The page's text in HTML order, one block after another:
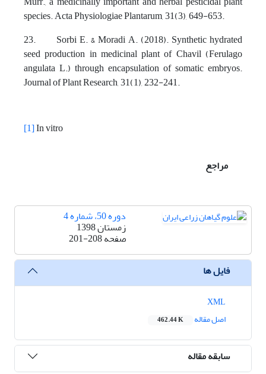
species. Acta Physiologiae Plantarum, 31(3), 649-653.
23. Sorbi E. & Moradi A. (2018). Synthetic hydrated
seed production in medicinal plant of Chavil (Ferulago
angulata L.) through encapsulation of somatic embryos.
Journal of Plant Research, 31(1), 232-241.
[1]In vitro
مراجع
دوره 50، شماره 4
زمستان 1398
صفحه201-208
فایل ها
اصل مقاله
462.44 K
سابقه مقاله